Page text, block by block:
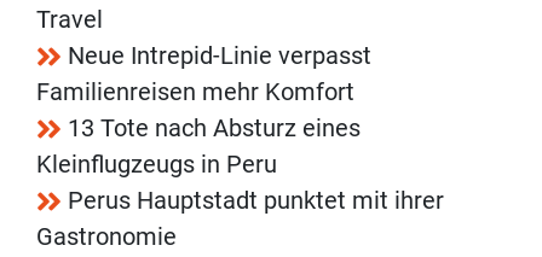
Travel
Neue Intrepid-Linie verpasst
Familienreisen mehr Komfort
13 Tote nach Absturz eines
Kleinflugzeugs in Peru
Perus Hauptstadt punktet mit ihrer
Gastronomie